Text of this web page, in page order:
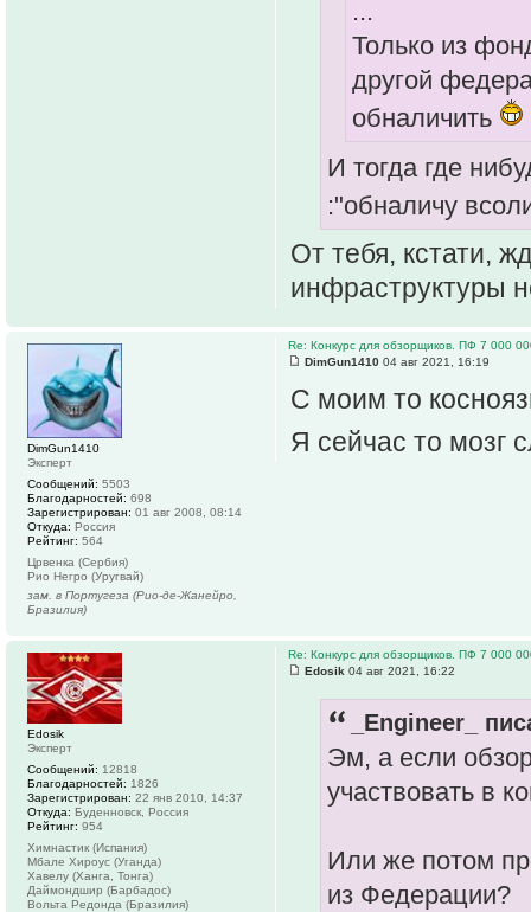
...
Только из
другой
обналичить
И тогда где
:"обналичу
От тебя, кстати,
инфраструктуры
Re: Конкурс для обзорщиков. ПФ 7 000
DimGun1410 04 авг 2021, 16:19
С моим то
Я сейчас то мозг
DimGun1410
Эксперт
Сообщений: 5503
Благодарностей: 698
Зарегистрирован: 01 авг 2008, 08:14
Откуда: Россия
Рейтинг: 564
Црвенка (Сербия)
Рио Негро (Уругвай)
зам. в Португеза (Рио-де-Жанейро,
Бразилия)
Re: Конкурс для обзорщиков. ПФ 7 000
Edosik 04 авг 2021, 16:22
_Engineer_
Эм, а если
участвовать в
Или же потом
из Федерации?
Edosik
Эксперт
Сообщений: 12818
Благодарностей: 1826
Зарегистрирован: 22 янв 2010, 14:37
Откуда: Буденновск, Россия
Рейтинг: 954
Химнастик (Испания)
Мбале Хироус (Уганда)
Хавелу (Ханга, Тонга)
Даймондшир (Барбадос)
Вольта Редонда (Бразилия)